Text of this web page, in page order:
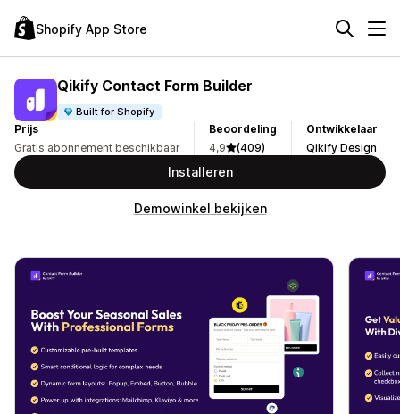
Shopify App Store
Qikify Contact Form Builder
Built for Shopify
Prijs
Gratis abonnement beschikbaar
Beoordeling
4,9
(409)
Ontwikkelaar
Qikify Design
Installeren
Demowinkel bekijken